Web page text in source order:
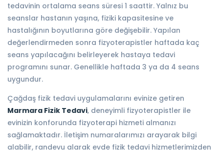
tedavinin ortalama seans süresi 1 saattir. Yalnız bu
seanslar hastanın yaşına, fiziki kapasitesine ve
hastalığının boyutlarına göre değişebilir. Yapılan
değerlendirmeden sonra fizyoterapistler haftada kaç
seans yapılacağını belirleyerek hastaya tedavi
programını sunar. Genellikle haftada 3 ya da 4 seans
uygundur.
Çağdaş fizik tedavi uygulamalarını evinize getiren
Marmara Fizik Tedavi, deneyimli fizyoterapistler ile
evinizin konforunda fizyoterapi hizmeti almanızı
sağlamaktadır. İletişim numaralarımızı arayarak bilgi
alabilir, randevu alarak evde fizik tedavi hizmetlerimizden